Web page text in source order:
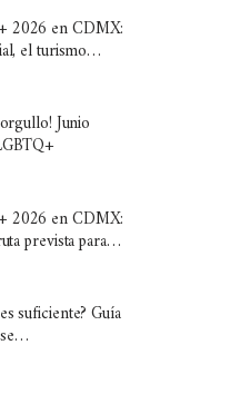
2026 en CDMX:
el turismo…
Junio
2026 en CDMX:
prevista para…
suficiente? Guía